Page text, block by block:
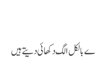
بالکل الگ دکھائی دیتے ہیں